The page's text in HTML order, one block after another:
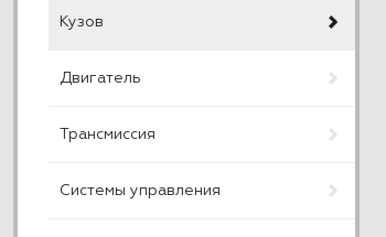
Кузов
Двигатель
Трансмиссия
Системы управления